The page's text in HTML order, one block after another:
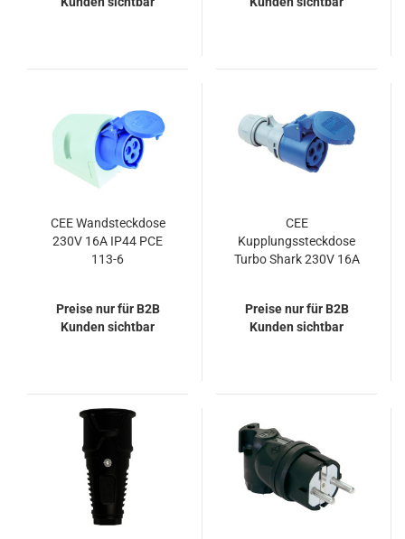
CEE Wandsteckdose
230V 16A IP44 PCE
113-6
Preise nur für B2B
Kunden sichtbar
CEE
Kupplungssteckdose
Turbo Shark 230V 16A
Preise nur für B2B
Kunden sichtbar